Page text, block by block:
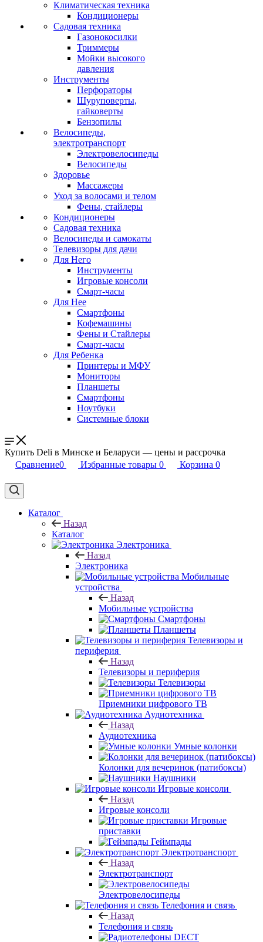
Климатическая техника
Кондиционеры
Садовая техника
Газонокосилки
Триммеры
Мойки высокого
давления
Инструменты
Перфораторы
Шуруповерты,
гайковерты
Бензопилы
Велосипеды,
электротранспорт
Электровелосипеды
Велосипеды
Здоровье
Массажеры
Уход за волосами и телом
Фены, стайлеры
Кондиционеры
Садовая техника
Велосипеды и самокаты
Телевизоры для дачи
Для Него
Инструменты
Игровые консоли
Смарт-часы
Для Нее
Смартфоны
Кофемашины
Фены и Стайлеры
Смарт-часы
Для Ребенка
Принтеры и МФУ
Мониторы
Планшеты
Смартфоны
Ноутбуки
Системные блоки
Купить Deli в Минске и Беларуси — цены и рассрочка
Сравнение0 Избранные товары 0 Корзина 0
Каталог
Назад
Каталог
Электроника
Назад
Электроника
Мобильные
устройства
Назад
Мобильные устройства
Смартфоны
Планшеты
Телевизоры и
периферия
Назад
Телевизоры и периферия
Телевизоры
Приемники цифрового ТВ
Аудиотехника
Назад
Аудиотехника
Умные колонки
Колонки для вечеринок (патибоксы)
Наушники
Игровые консоли
Назад
Игровые консоли
Игровые
приставки
Геймпады
Электротранспорт
Назад
Электротранспорт
Электровелосипеды
Телефония и связь
Назад
Телефония и связь